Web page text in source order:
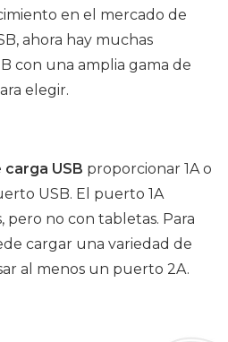
en el mercado de
ahora hay muchas
con una amplia gama de
elegir.
USB proporcionar 1A o
USB. El puerto 1A
no con tabletas. Para
cargar una variedad de
al menos un puerto 2A.